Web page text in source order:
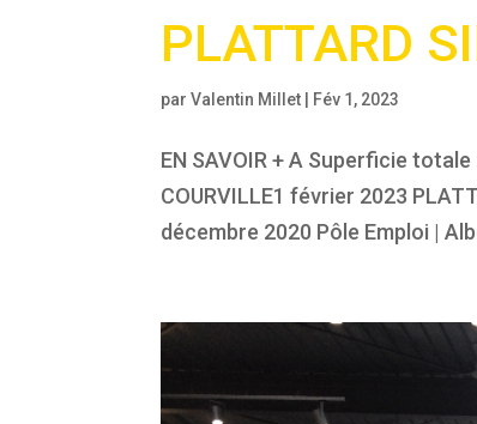
PLATTARD
parValentin Millet Fév 1, 2023
EN SAVOIR + A Superficie
COURVILLE1 février 2023
décembre 2020 Pôle Emploi |